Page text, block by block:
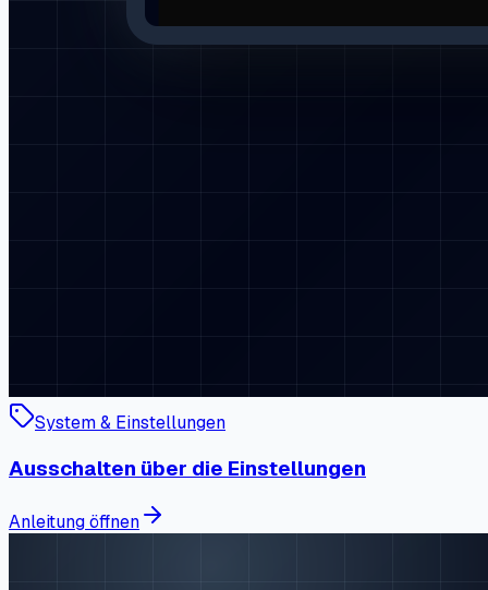
System & Einstellungen
Ausschalten über die Einstellungen
Anleitung öffnen